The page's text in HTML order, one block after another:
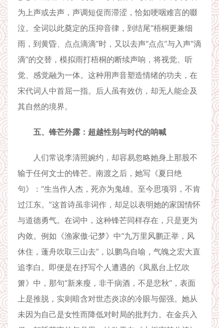
为上声或去声，声调短促而滞涩，恰如哽咽难言的啜
泣。全词以此奠定的压抑音律，到结尾“梧桐更兼细
雨，到黄昏、点点滴滴”时，又以去声“点点”与入声“滴
滴”的交替，模拟雨打梧桐的断续声响，将视觉、听
觉、感觉融为一体。这种用声音塑造情绪的功夫，在
宋代词人中首屈一指。后人虽有效仿，却无人能企及
其自然的境界。
五、锋芒外露：超越性别与时代的呐喊
人们常说李清照婉约，却容易忽略她身上那股不
输于任何文士的锋芒。南渡之后，她写《夏日绝
句》：“生当作人杰，死亦为鬼雄。至今思项羽，不肯
过江东。”这首诗虽非词作，却足以表明她的家国情怀
与道德勇气。在词中，这种锋芒同样存在，只是更为
内敛。例如《渔家傲·记梦》中“九万里风鹏正举，风
休住，蓬舟吹取三山去”，以鹏鸟自喻，气魄之宏大直
追李白。即便是在抒写个人遭遇的《凤凰台上忆吹
箫》中，那句“新来瘦，非干病酒，不是悲秋”，表面
上是推脱，实则暗含对世态炎凉的冷眼与倔强。她从
未因为自己是女性而降低对时局的批判力。在金兵入